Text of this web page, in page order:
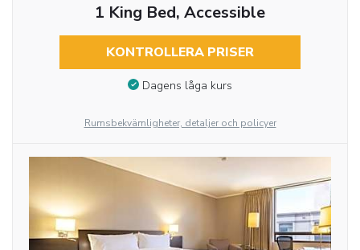
1 King Bed, Accessible
KONTROLLERA PRISER
Dagens låga kurs
Rumsbekvämligheter, detaljer och policyer